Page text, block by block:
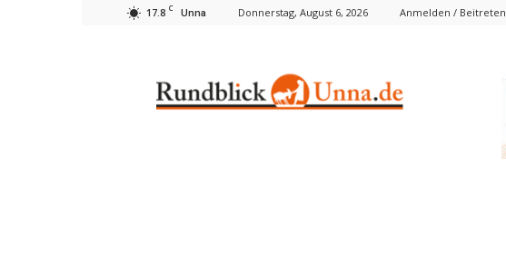
17.8 C Unna Donnerstag, August 6, 2026 Anmelden / Beitreten